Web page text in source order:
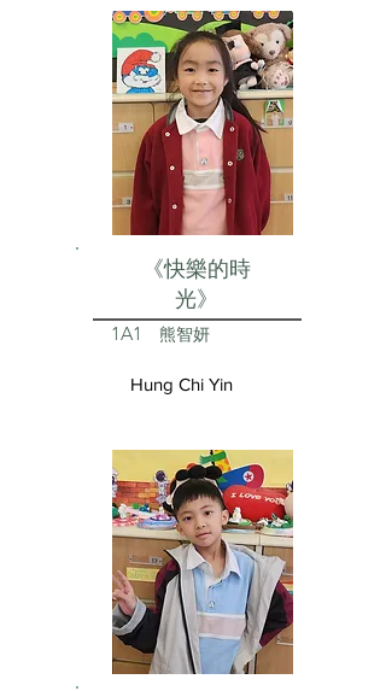
《快樂的時
光》
1A1 熊智妍
Hung Chi Yin